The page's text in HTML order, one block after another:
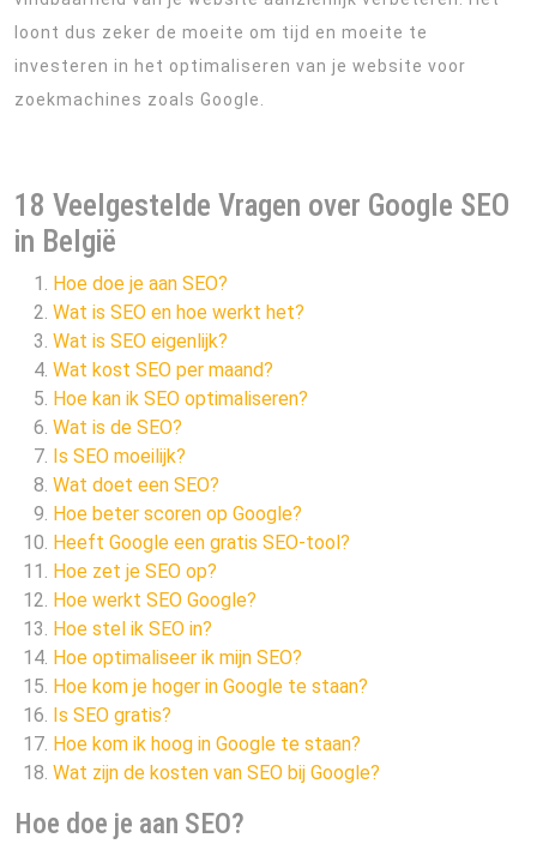
loont dus zeker de moeite om tijd en moeite te
investeren in het optimaliseren van je website voor
zoekmachines zoals Google.
18 Veelgestelde Vragen over Google SEO
in België
Hoe doe je aan SEO?
Wat is SEO en hoe werkt het?
Wat is SEO eigenlijk?
Wat kost SEO per maand?
Hoe kan ik SEO optimaliseren?
Wat is de SEO?
Is SEO moeilijk?
Wat doet een SEO?
Hoe beter scoren op Google?
Heeft Google een gratis SEO-tool?
Hoe zet je SEO op?
Hoe werkt SEO Google?
Hoe stel ik SEO in?
Hoe optimaliseer ik mijn SEO?
Hoe kom je hoger in Google te staan?
Is SEO gratis?
Hoe kom ik hoog in Google te staan?
Wat zijn de kosten van SEO bij Google?
Hoe doe je aan SEO?